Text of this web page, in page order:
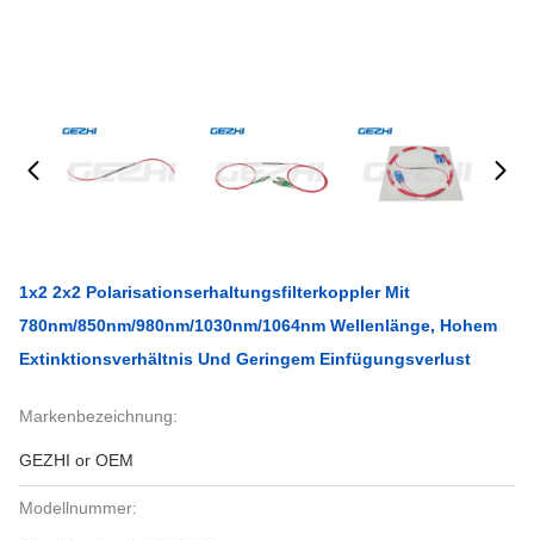
1x2 2x2 Polarisationserhaltungsfilterkoppler Mit
780nm/850nm/980nm/1030nm/1064nm Wellenlänge, Hohem
Extinktionsverhältnis Und Geringem Einfügungsverlust
Markenbezeichnung:
GEZHI or OEM
Modellnummer: